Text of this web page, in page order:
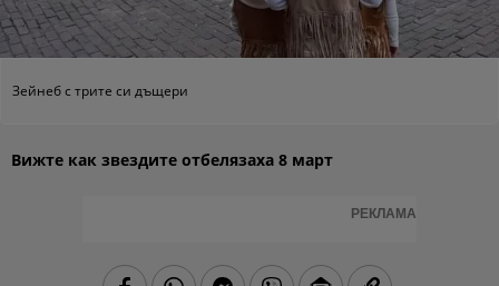
Зейнеб с трите си дъщери
Вижте как звездите отбелязаха 8 март
РЕКЛАМА